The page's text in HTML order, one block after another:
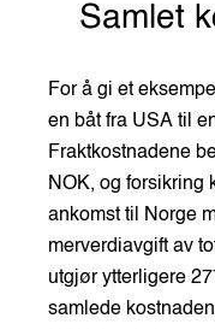
Samlet
For å gi et
en båt fra USA til
Fraktkostnadene
NOK, og forsikring
ankomst til Norge
merverdiavgift av
utgjør ytterligere
samlede